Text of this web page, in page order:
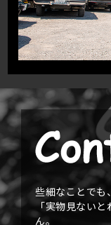
些細なことでも
「実物見ないと
ん。